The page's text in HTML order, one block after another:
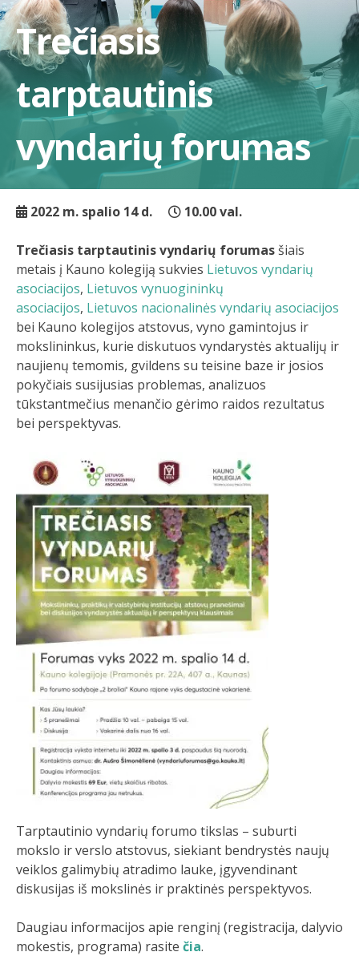
Trečiasis
tarptautinis
vyndarių forumas
2022 m. spalio 14 d. 10.00 val.
Trečiasis tarptautinis vyndarių forumasšiais
metais į Kauno kolegiją sukvies Lietuvos vyndarių
asociacijos, Lietuvos vynuogininkų
asociacijos, Lietuvos nacionalinės vyndarių asociacijos
bei Kauno kolegijos atstovus, vyno gamintojus ir
mokslininkus, kurie diskutuos vyndarystės aktualijų ir
naujienų temomis, gvildens su teisine baze ir josios
pokyčiais susijusias problemas, analizuos
tūkstantmečius menančio gėrimo raidos rezultatus
bei perspektyvas.
Tarptautinio vyndarių forumo tikslas – suburti
mokslo ir verslo atstovus, siekiant bendrystės naujų
veiklos galimybių atradimo lauke, įgyvendinant
diskusijas iš mokslinės ir praktinės perspektyvos.
Daugiau informacijos apie renginį (registracija, dalyvio
mokestis, programa) rasite čia.